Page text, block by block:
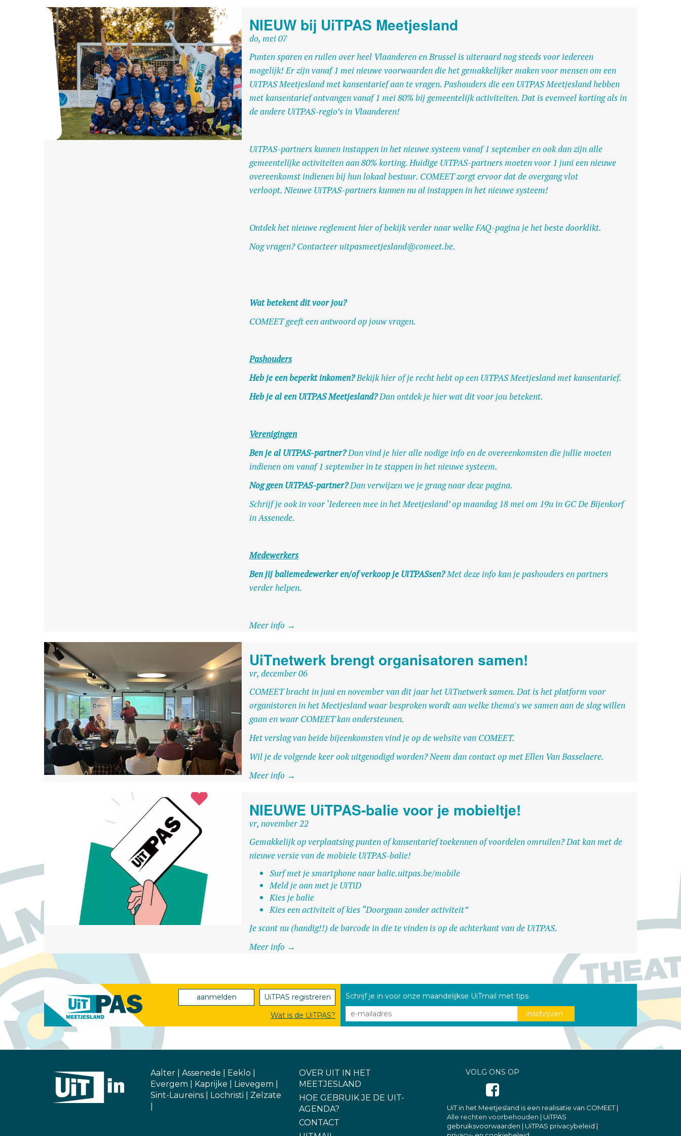
NIEUW bij UiTPAS Meetjesland
do, mei 07
Punten sparen en ruilen over heel Vlaanderen en Brussel is uiteraard nog steeds voor iedereen
mogelijk! Er zijn vanaf 1 mei nieuwe voorwaarden die het gemakkelijker maken voor mensen om een
UiTPAS Meetjesland met kansentarief aan te vragen. Pashouders die een UiTPAS Meetjesland hebben
met kansentarief ontvangen vanaf 1 mei 80% bij gemeentelijk activiteiten. Dat is evenveel korting als in
de andere UiTPAS-regio’s in Vlaanderen!
UiTPAS-partners kunnen instappen in het nieuwe systeem vanaf 1 september en ook dan zijn alle
gemeentelijke activiteiten aan 80% korting. Huidige UiTPAS-partners moeten voor 1 juni een nieuwe
overeenkomst indienen bij hun lokaal bestuur. COMEET zorgt ervoor dat de overgang vlot
verloopt. Nieuwe UiTPAS-partners kunnen nu al instappen in het nieuwe systeem!
Ontdek hetnieuwe reglement hierof bekijk verder naar welke FAQ-pagina je het beste doorklikt.
Nog vragen? Contacteer uitpasmeetjesland@comeet.be.
Wat betekent dit voor jou?
COMEET geeft een antwoord op jouw vragen.
Pashouders
Heb je een beperkt inkomen?Bekijk hier of je recht hebt op een UiTPAS Meetjesland met kansentarief.
Heb je al een UiTPAS Meetjesland?Dan ontdek je hier wat dit voor jou betekent.
Verenigingen
Ben je al UiTPAS-partner?Dan vind je hier alle nodige info en de overeenkomsten die jullie moeten
indienen om vanaf 1 september in te stappen in het nieuwe systeem.
Nog geen UiTPAS-partner?Dan verwijzen we je graag naar deze pagina.
Schrijf je ook in voor ‘Iedereen mee in het Meetjesland’ op maandag 18 mei om 19u in GC De Bijenkorf
in Assenede.
Medewerkers
Ben jij baliemedewerker en/of verkoop je UiTPASsen?Met deze info kan je pashouders en partners
verder helpen.
Meer info →
UiTnetwerk brengt organisatoren samen!
vr, december 06
COMEET bracht in juni en november van dit jaar het UiTnetwerk samen. Dat is het platform voor
organistoren in het Meetjesland waar besproken wordt aan welke thema's we samen aan de slag willen
gaan en waar COMEET kan ondersteunen.
Het verslag van beide bijeenkomsten vind je op dewebsite van COMEET.
Wil je de volgende keer ook uitgenodigd worden? Neem dan contact op metEllen Van Basselaere.
Meer info →
NIEUWE UiTPAS-balie voor je mobieltje!
vr, november 22
Gemakkelijk op verplaatsing punten of kansentarief toekennen of voordelen omruilen? Dat kan met de
nieuwe versie van de mobiele UiTPAS-balie!
Surf met je smartphone naar balie.uitpas.be/mobile
Meld je aan met je UiTiD
Kies je balie
Kies een activiteit of kies “Doorgaan zonder activiteit”
Je scant nu (handig!!) de barcode in die te vinden is op de achterkant van de UiTPAS.
Meer info →
UiTPAS registreren
aanmelden
Wat is de UiTPAS?
Schrijf je in voor onze maandelijkse UiTmail met tips
Aalter Assenede Eeklo
Evergem
Kaprijke Lievegem
Sint-Laureins
Lochristi
Zelzate
OVER UIT IN HET
MEETJESLAND
HOE GEBRUIK JE DE UIT-
AGENDA?
CONTACT
VOLG ONS OP
UiT in het Meetjesland is een realisatie van COMEET|
Alle rechten voorbehouden | UiTPAS
gebruiksvoorwaarden | UiTPAS privacybeleid |